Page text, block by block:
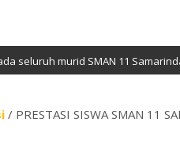
11 Samarinda yang lolos
/ PRESTASI SISWA SMAN 11